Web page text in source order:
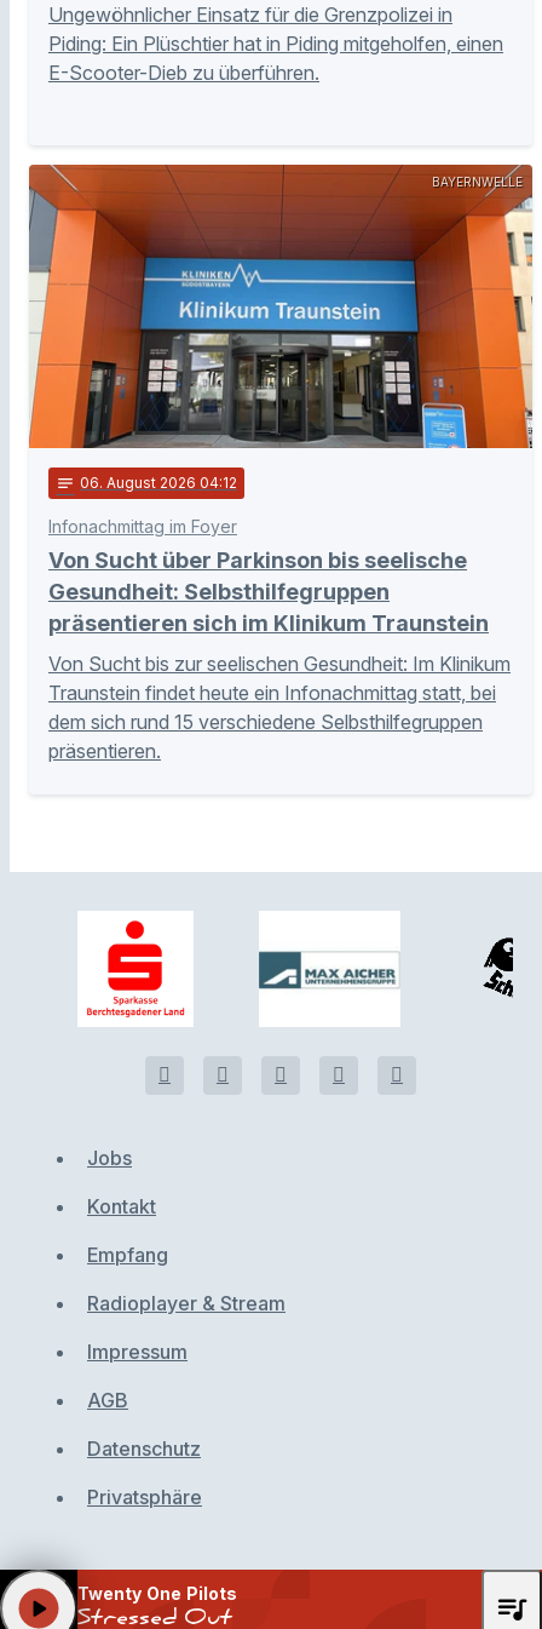
Ungewöhnlicher Einsatz für die Grenzpolizei in
Piding: Ein Plüschtier hat in Piding mitgeholfen, einen
E-Scooter-Dieb zu überführen.
BAYERNWELLE
notes 06. August 2026 04:12
Infonachmittag im Foyer
Von Sucht über Parkinson bis seelische
Gesundheit: Selbsthilfegruppen
präsentieren sich im Klinikum Traunstein
Von Sucht bis zur seelischen Gesundheit: Im Klinikum
Traunstein findet heute ein Infonachmittag statt, bei
dem sich rund 15 verschiedene Selbsthilfegruppen
präsentieren.
Jobs
Kontakt
Empfang
Radioplayer & Stream
Impressum
AGB
Datenschutz
Privatsphäre
Twenty One Pilots
Stressed Out
play_arrow queue_music